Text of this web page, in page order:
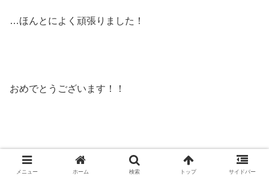
…ほんとによく頑張りました！
おめでとうございます！！
【２歳新馬】１２番人気の伏兵 #オーシャントライブ
メニュー ホーム 検索 トップ サイドバー